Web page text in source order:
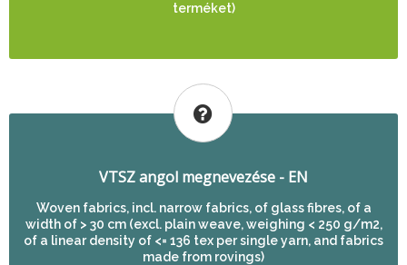
terméket)
VTSZ angol megnevezése - EN
Woven fabrics, incl. narrow fabrics, of glass fibres, of a
width of > 30 cm (excl. plain weave, weighing < 250 g/m2,
of a linear density of <= 136 tex per single yarn, and fabrics
made from rovings)